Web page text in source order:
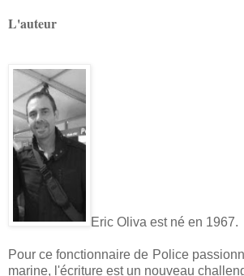
L'auteur
Eric Oliva est né en 1967.
Pour ce fonctionnaire de Police
marine, l'écriture est un nouveau